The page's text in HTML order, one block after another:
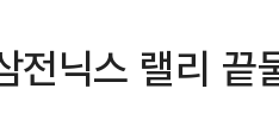
닉스 랠리 끝